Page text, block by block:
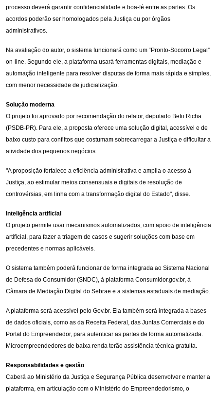
processo deverá garantir confidencialidade e boa-fé entre as partes. Os
acordos poderão ser homologados pela Justiça ou por órgãos
administrativos.
Na avaliação do autor, o sistema funcionará como um “Pronto-Socorro Legal”
on-line. Segundo ele, a plataforma usará ferramentas digitais, mediação e
automação inteligente para resolver disputas de forma mais rápida e simples,
com menor necessidade de judicialização.
Solução moderna
O projeto foi aprovado por recomendação do relator, deputado Beto Richa
(PSDB-PR). Para ele, a proposta oferece uma solução digital, acessível e de
baixo custo para conflitos que costumam sobrecarregar a Justiça e dificultar a
atividade dos pequenos negócios.
"A proposição fortalece a eficiência administrativa e amplia o acesso à
Justiça, ao estimular meios consensuais e digitais de resolução de
controvérsias, em linha com a transformação digital do Estado", disse.
Inteligência artificial
O projeto permite usar mecanismos automatizados, com apoio de inteligência
artificial, para fazer a triagem de casos e sugerir soluções com base em
precedentes e normas aplicáveis.
O sistema também poderá funcionar de forma integrada ao Sistema Nacional
de Defesa do Consumidor (SNDC), à plataforma Consumidor.gov.br, à
Câmara de Mediação Digital do Sebrae e a sistemas estaduais de mediação.
A plataforma será acessível pelo Gov.br. Ela também será integrada a bases
de dados oficiais, como as da Receita Federal, das Juntas Comerciais e do
Portal do Empreendedor, para autenticar as partes de forma automatizada.
Microempreendedores de baixa renda terão assistência técnica gratuita.
Responsabilidades e gestão
Caberá ao Ministério da Justiça e Segurança Pública desenvolver e manter a
plataforma, em articulação com o Ministério do Empreendedorismo, o